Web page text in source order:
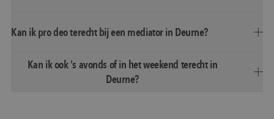
Kan ik pro deo terecht bij een mediator in Deurne?
Kan ik ook 's avonds of in het weekend terecht in
Deurne?